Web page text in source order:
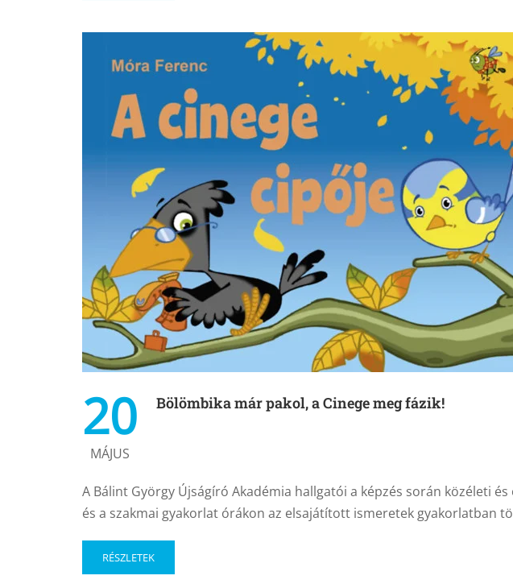
20
MÁJUS
Bölömbika már pakol, a Cinege meg fázik!
A Bálint György Újságíró Akadémia hallgatói a képzés során közéleti
és a szakmai gyakorlat órákon az elsajátított ismeretek gyakorlatban
RÉSZLETEK